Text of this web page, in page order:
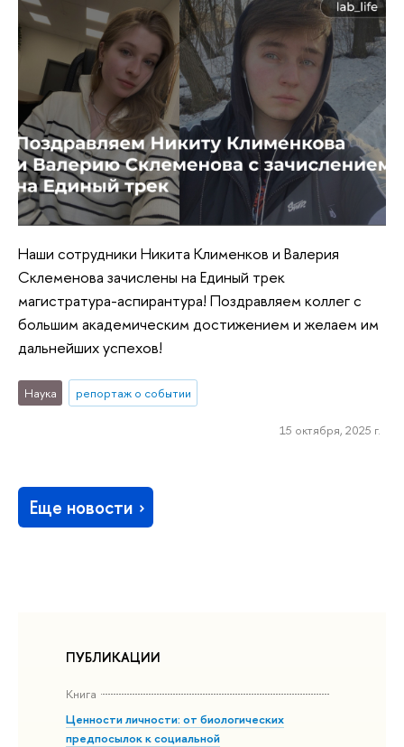
ПУБЛИКАЦИИ
Книга
Ценности личности: от биологических
предпосылок к социальной
Наши сотрудники Никита Клименков и Валерия
Склеменова зачислены на Единый трек
магистратура-аспирантура! Поздравляем коллег с
большим академическим достижением и желаем им
дальнейших успехов!
Наука репортаж о событии
15 октября, 2025 г.
Еще новости